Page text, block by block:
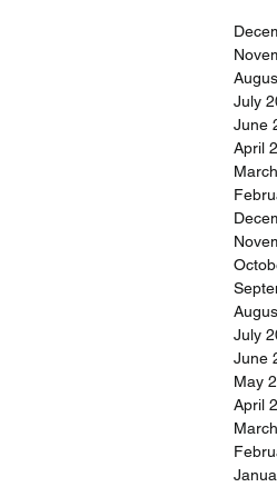
July
June
April
July
June
May
April